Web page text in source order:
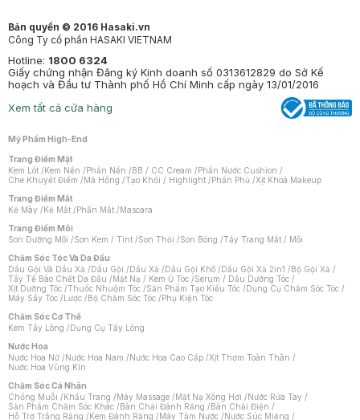
Bản quyền © 2016 Hasaki.vn
Công Ty cổ phần HASAKI VIETNAM
Hotline: 1800 6324
Giấy chứng nhận Đăng ký Kinh doanh số 0313612829 do Sở Kế
hoạch và Đầu tư Thành phố Hồ Chí Minh cấp ngày 13/01/2016
Xem tất cả cửa hàng
Mỹ Phẩm High-End
Trang Điểm Mặt
Kem Lót / Kem Nền / Phấn Nền / BB / CC Cream / Phấn Nước Cushion /
Che Khuyết Điểm / Má Hồng /Tạo Khối / Highlight / Phấn Phủ /Xịt Khoá Makeup
Trang Điểm Mắt
Kẻ Mày / Kẻ Mắt / Phấn Mắt / Mascara
Trang Điểm Môi
Son Dưỡng Môi /Son Kem / Tint /Son Thỏi /Son Bóng /Tẩy Trang Mắt / Môi
Chăm Sóc Tóc Và Da Đầu
Dầu Gội Và Dầu Xả / Dầu Gội / Dầu Xả / Dầu Gội Khô / Dầu Gội Xả 2in1 / Bộ Gội Xả /
Tẩy Tế Bào Chết Da Đầu / Mặt Nạ / Kem Ủ Tóc /Serum / Dầu Dưỡng Tóc /
Xịt Dưỡng Tóc /Thuốc Nhuộm Tóc /Sản Phẩm Tạo Kiểu Tóc / Dụng Cụ Chăm Sóc Tóc /
Máy Sấy Tóc / Lược / Bộ Chăm Sóc Tóc / Phụ Kiện Tóc
Chăm Sóc Cơ Thể
Kem Tẩy Lông / Dụng Cụ Tẩy Lông
Nước Hoa
Nước Hoa Nữ / Nước Hoa Nam / Nước Hoa Cao Cấp /Xịt Thơm Toàn Thân /
Nước Hoa Vùng Kín
Chăm Sóc Cá Nhân
Chống Muỗi / Khẩu Trang / Máy Massage / Mặt Nạ Xông Hơi / Nước Rửa Tay /
Sản Phẩm Chăm Sóc Khác / Bàn Chải Đánh Răng / Bàn Chải Điện /
Hỗ Trợ Trắng Răng / Kem Đánh Răng / Máy Tăm Nước / Nước Súc Miệng /